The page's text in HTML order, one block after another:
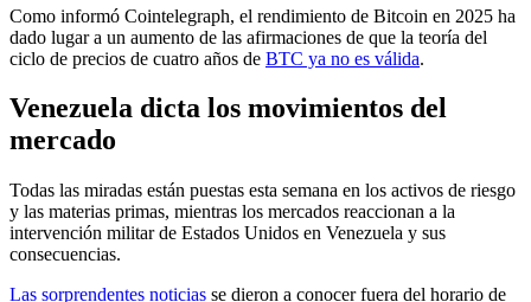
Como informó Cointelegraph, el rendimiento de Bitcoin en 2025 ha
dado lugar a un aumento de las afirmaciones de que la teoría del
ciclo de precios de cuatro años de BTC ya no es válida.
Venezuela dicta los movimientos del
mercado
Todas las miradas están puestas esta semana en los activos de riesgo
y las materias primas, mientras los mercados reaccionan a la
intervención militar de Estados Unidos en Venezuela y sus
consecuencias.
Las sorprendentes noticias se dieron a conocer fuera del horario de